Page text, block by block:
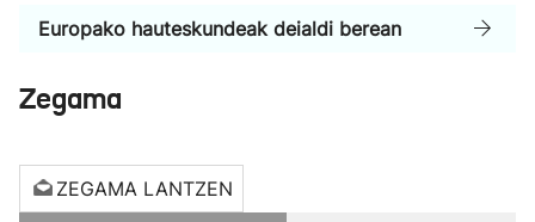
Europako hauteskundeak deialdi berean
Zegama
ZEGAMA LANTZEN